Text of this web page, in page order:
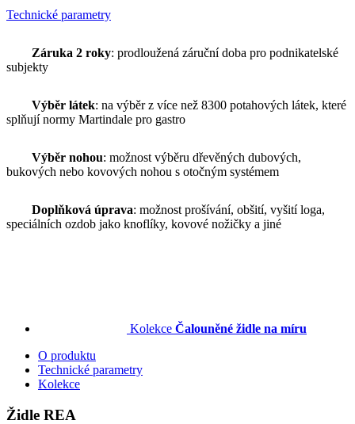
Technické parametry
Záruka 2 roky: prodloužená záruční doba pro podnikatelské
subjekty
Výběr látek: na výběr z více než 8300 potahových látek, které
splňují normy Martindale pro gastro
Výběr nohou: možnost výběru dřevěných dubových,
bukových nebo kovových nohou s otočným systémem
Doplňková úprava: možnost prošívání, obšití, vyšití loga,
speciálních ozdob jako knoflíky, kovové nožičky a jiné
Kolekce Čalouněné židle na míru
O produktu
Technické parametry
Kolekce
Židle REA